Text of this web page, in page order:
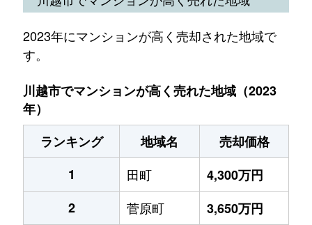
2023年にマンションが高く売却された地域で
す。
川越市でマンションが高く売れた地域（2023
年）
ランキング
地域名
売却価格
1
田町
4,300万円
2
菅原町
3,650万円